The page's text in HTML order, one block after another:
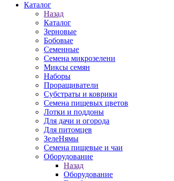
Каталог
Назад
Каталог
Зерновые
Бобовые
Семенные
Семена микрозелени
Миксы семян
Наборы
Проращиватели
Субстраты и коврики
Семена пищевых цветов
Лотки и поддоны
Для дачи и огорода
Для питомцев
ЗелеНямы
Семена пищевые и чаи
Оборудование
Назад
Оборудование